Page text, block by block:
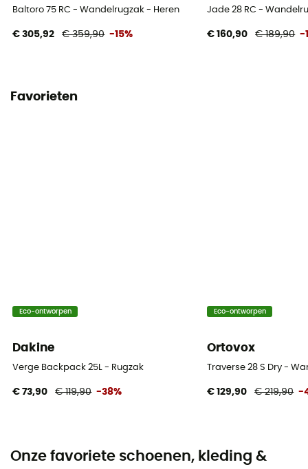
Compressiebanden
Baltoro 75 RC - Wandelrugzak - Heren
€ 305,92 € 359,90 -15%
Jade 28 RC -
€ 160,90 € 189,90 -
Favorieten
Eco-ontworpen
Dakine
Verge Backpack 25L - Rugzak
€ 73,90 € 119,90 -38%
Eco-ontworpen
Ortovox
Traverse 28 S Dry -
€ 129,90 € 219,90 -
Onze favoriete schoenen, kleding &